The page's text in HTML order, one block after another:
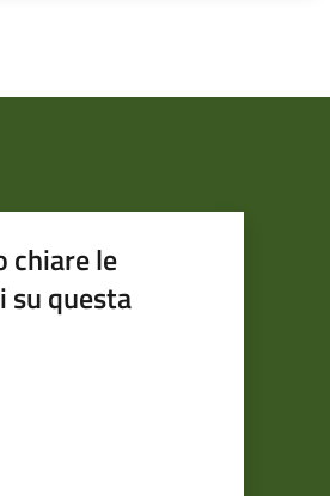
chiare le
su questa